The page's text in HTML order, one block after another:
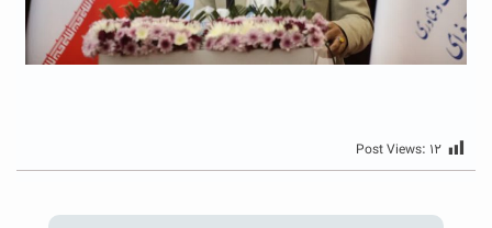
Post Views: ۱۲